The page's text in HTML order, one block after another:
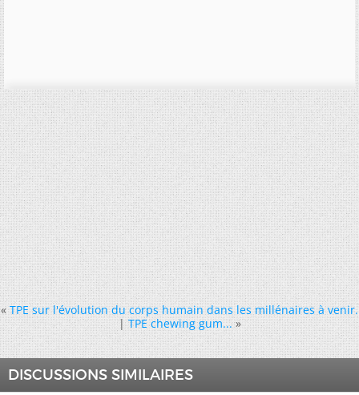
« TPE sur l'évolution du corps humain dans les millénaires à venir.
|TPE chewing gum... »
DISCUSSIONS SIMILAIRES